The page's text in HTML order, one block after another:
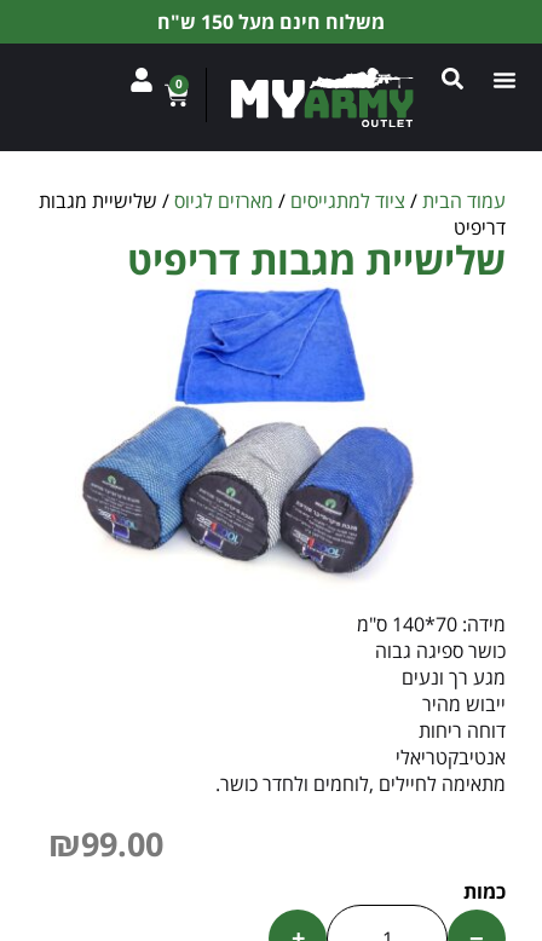
משלוח חינם מעל 150 ש"ח
0
עמוד הבית/ ציוד למתגייסים / מארזים לגיוס/ שלישיית מגבות
דריפיט
שלישיית מגבות דריפיט
מידה: 70*140 ס"מ
כושר ספיגה גבוה
מגע רך ונעים
ייבוש מהיר
דוחה ריחות
אנטיבקטריאלי
מתאימה לחיילים ,לוחמים ולחדר כושר.
₪99.00